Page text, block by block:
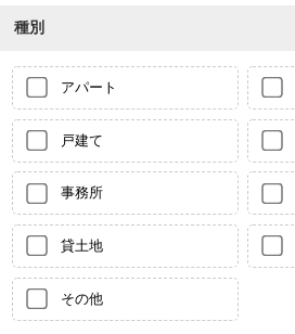
種別
アパート
戸建て
事務所
貸土地
その他